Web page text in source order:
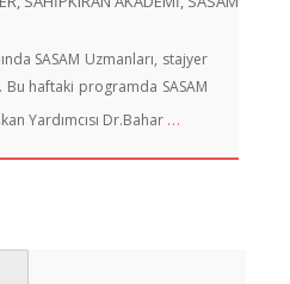
SASAM Uzmanları, stajyer
haftaki programda SASAM
Yardımcısı Dr.Bahar …